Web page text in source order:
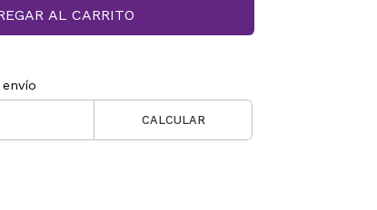
AL CARRITO
CALCULAR